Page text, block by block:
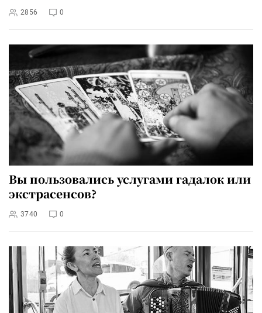
2856 0
Вы пользовались услугами гадалок или
экстрасенсов?
3740 0